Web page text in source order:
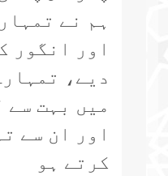
ہم نے
اور انگور
دیے،
میں بہت سے
اور ان سے
کرتے ہو